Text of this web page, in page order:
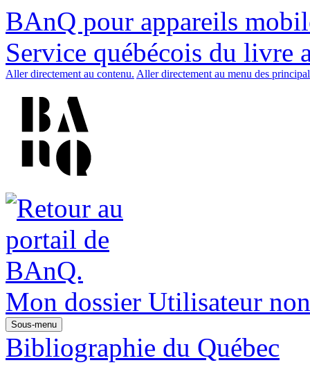
BAnQ pour appareils
Service québécois du livre
Aller directement au contenu. Aller directement au menu des
Mon dossier Utilisateur
Sous-menu
Bibliographie du Québec